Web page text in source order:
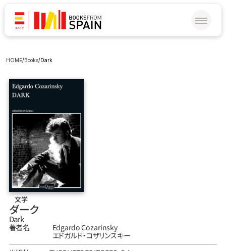
HOME/Books/Dark
文学
ダーク
Dark
著者名
Edgardo Cozarinsky
エドガルド‧コザリンスキー